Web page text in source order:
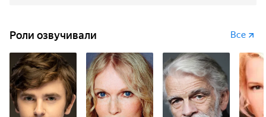
Роли озвучивали Все